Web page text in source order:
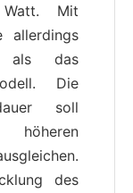
Mit
allerdings
als das
Die
soll
höheren
des